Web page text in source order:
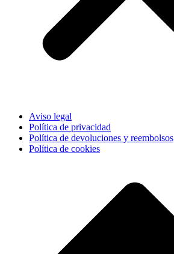
Aviso legal
Política de privacidad
Política de devoluciones y reembolsos
Política de cookies